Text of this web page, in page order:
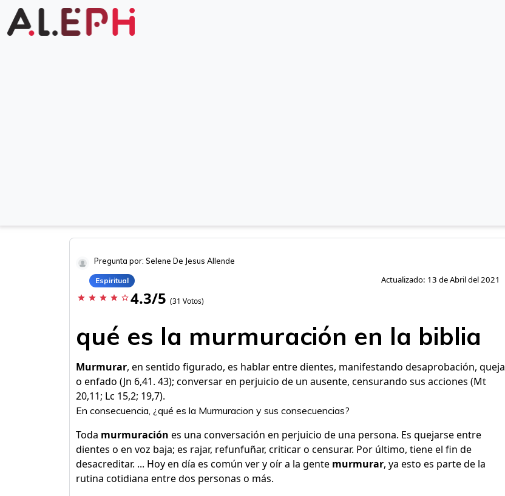
Pregunta por: Selene De Jesus Allende
Espiritual Actualizado: 13 de Abril del 2021
star star star star star_border 4.3/5 (31 Votos)
qué es la murmuración en la biblia
Murmurar, en sentido figurado, es hablar entre dientes, manifestando desaprobación, queja
o enfado (Jn 6,41. 43); conversar en perjuicio de un ausente, censurando sus acciones (Mt
20,11; Lc 15,2; 19,7).
En consecuencia, ¿qué es la Murmuracion y sus consecuencias?
Toda murmuración es una conversación en perjuicio de una persona. Es quejarse entre
dientes o en voz baja; es rajar, refunfuñar, criticar o censurar. Por último, tiene el fin de
desacreditar. ... Hoy en día es común ver y oír a la gente murmurar, ya esto es parte de la
rutina cotidiana entre dos personas o más.